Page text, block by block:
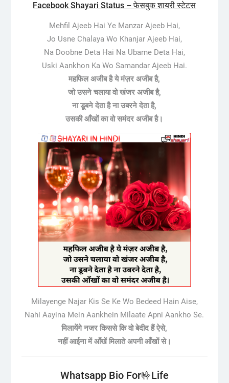
Facebook Shayari Status – फेसबुक शायरी स्टेटस
Mehfil Ajeeb Hai Ye Manzar Ajeeb Hai,
Jo Usne Chalaya Wo Khanjar Ajeeb Hai,
Na Doobne Deta Hai Na Ubarne Deta Hai,
Uski Aankhon Ka Wo Samandar Ajeeb Hai.
महफिल अजीब है ये मंज़र अजीब है,
जो उसने चलाया वो खंजर अजीब है,
ना डूबने देता है ना उबरने देता है,
उसकी आँखों का वो समंदर अजीब है।
Milayenge Najar Kis Se Ke Wo Bedeed Hain Aise,
Nahi Aayina Mein Aankhein Milaate Apni Aankho Se.
मिलायेंगे नजर किससे कि वो बेदीद हैं ऐसे,
नहीं आईना में आँखें मिलाते अपनी आँखों से।
Whatsapp Bio For🤟Life